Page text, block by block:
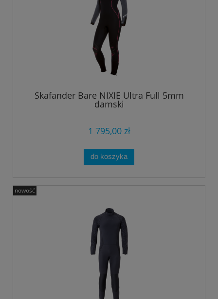
Skafander Bare NIXIE Ultra Full 5mm
damski
1 795,00 zł
do koszyka
nowość